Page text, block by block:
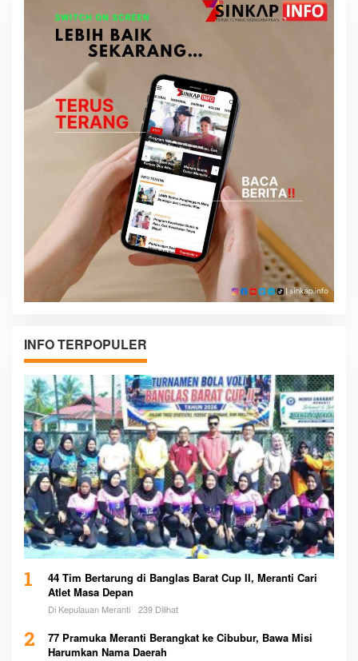
INFO TERPOPULER
1
44 Tim Bertarung di Banglas Barat Cup II, Meranti Cari
Atlet Masa Depan
Di Kepulauan Meranti 239 Dilihat
2
77 Pramuka Meranti Berangkat ke Cibubur, Bawa Misi
Harumkan Nama Daerah